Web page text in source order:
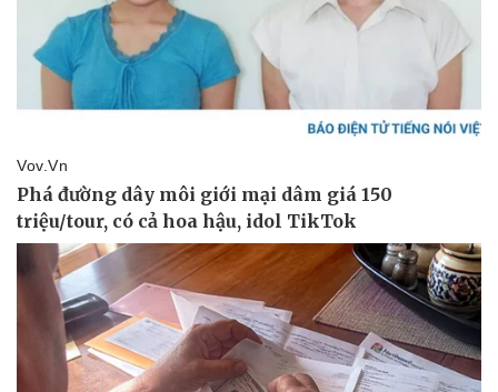
Thể thao
Bóng đá
Lịch thi đấu bóng đá
Thế giới thể thao
eSports
Ô tô - Xe máy
Ô tô
Xe máy
Tư vấn